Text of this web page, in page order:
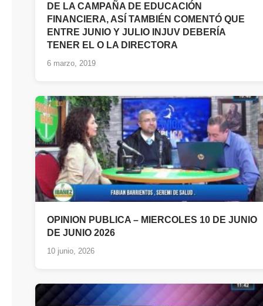
DE LA CAMPAÑA DE EDUCACIÓN
FINANCIERA, ASÍ TAMBIÉN COMENTÓ QUE
ENTRE JUNIO Y JULIO INJUV DEBERÍA
TENER EL O LA DIRECTORA
6 marzo, 2019
OPINION PUBLICA – MIERCOLES 10 DE JUNIO
DE JUNIO 2026
10 junio, 2026